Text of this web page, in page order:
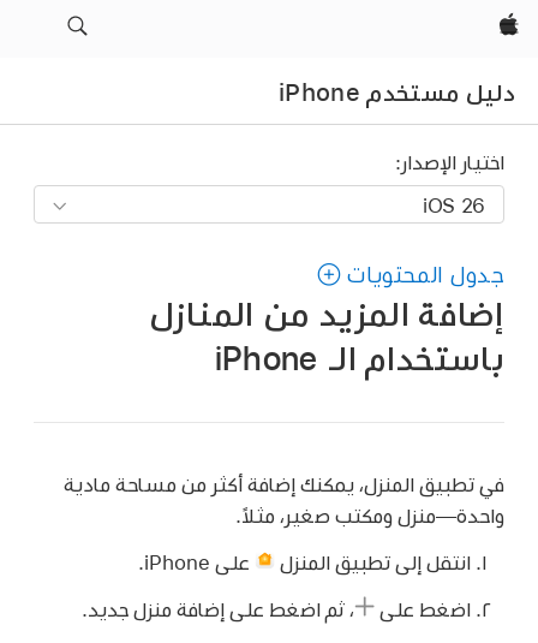
Apple‏
دليل مستخدم iPhone
اختيار الإصدار:
جدول المحتويات
إضافة المزيد من المنازل
باستخدام الـ iPhone
في تطبيق المنزل، يمكنك إضافة أكثر من مساحة مادية
واحدة—منزل ومكتب صغير، مثلاً.
انتقل إلى تطبيق المنزل على iPhone.
اضغط على ،ثم اضغط على إضافة منزل جديد.